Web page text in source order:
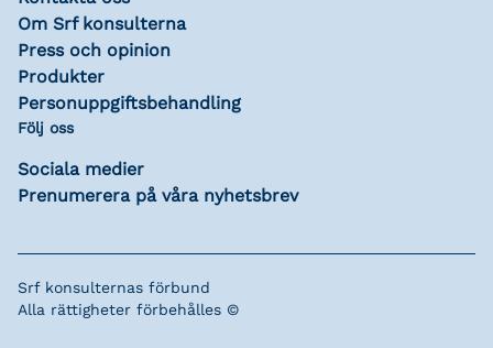
Om Srf konsulterna
Press och opinion
Produkter
Personuppgiftsbehandling
Följ oss
Sociala medier
Prenumerera på våra nyhetsbrev
Srf konsulternas förbund
Alla rättigheter förbehålles ©